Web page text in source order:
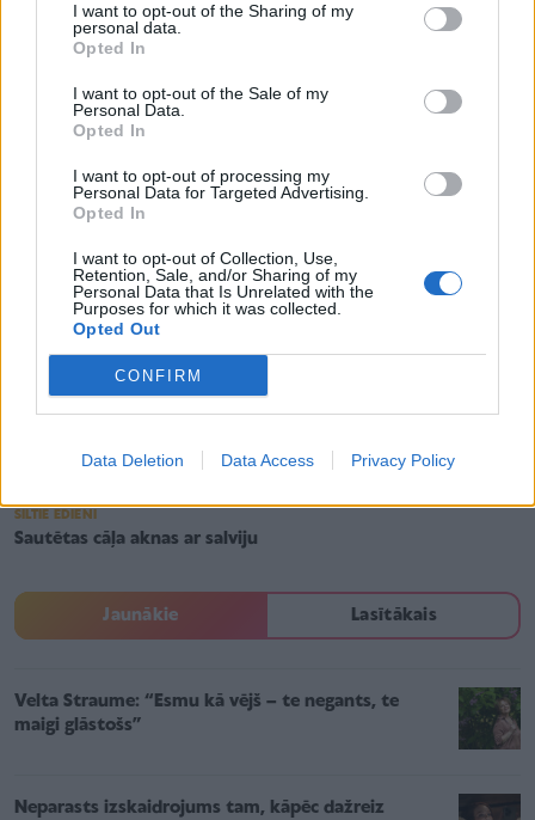
I want to opt-out of the Sharing of my
personal data.
Opted In
I want to opt-out of the Sale of my
Personal Data.
Opted In
I want to opt-out of processing my
Personal Data for Targeted Advertising.
Opted In
I want to opt-out of Collection, Use,
Retention, Sale, and/or Sharing of my
Personal Data that Is Unrelated with the
Purposes for which it was collected.
Opted Out
CONFIRM
Data Deletion Data Access Privacy Policy
Vistas sautējums ar sēnēm un salviju
SILTIE ĒDIENI
Sautētas cāļa aknas ar salviju
Jaunākie Lasītākais
Velta Straume: “Esmu kā vējš – te negants, te
maigi glāstošs”
Neparasts izskaidrojums tam, kāpēc dažreiz